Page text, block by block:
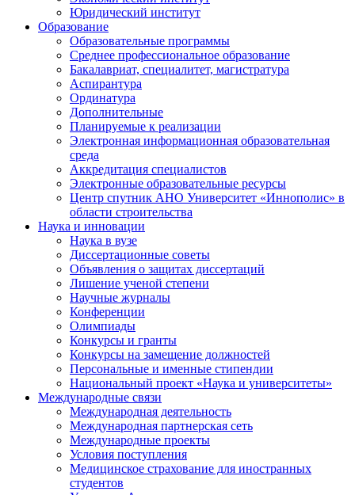
Юридический институт
Образование
Образовательные программы
Среднее профессиональное образование
Бакалавриат, специалитет, магистратура
Аспирантура
Ординатура
Дополнительные
Планируемые к реализации
Электронная информационная образовательная
среда
Аккредитация специалистов
Электронные образовательные ресурсы
Центр спутник АНО Университет «Иннополис» в
области строительства
Наука и инновации
Наука в вузе
Диссертационные советы
Объявления о защитах диссертаций
Лишение ученой степени
Научные журналы
Конференции
Олимпиады
Конкурсы и гранты
Конкурсы на замещение должностей
Персональные и именные стипендии
Национальный проект «Наука и университеты»
Международные связи
Международная деятельность
Международная партнерская сеть
Международные проекты
Условия поступления
Медицинское страхование для иностранных
студентов